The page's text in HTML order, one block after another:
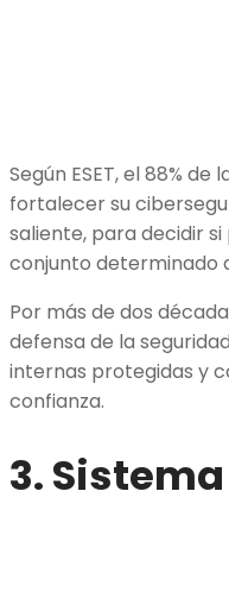
Según ESET, el 88%
fortalecer su
saliente, para decidir
conjunto determinado
Por más de dos
defensa de la
internas protegidas y
confianza.
3.